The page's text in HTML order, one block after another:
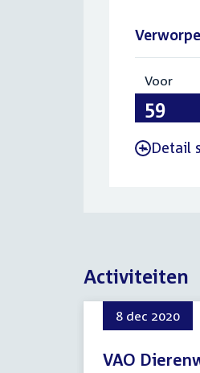
Voor
- Detail
Activiteiten
8 dec 2020
VAO